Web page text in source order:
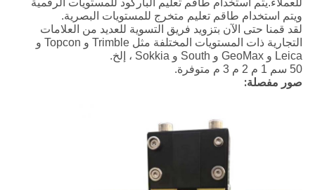
للعملاء.يتم استخدام طاقم تعليم الباركود للمستويات الرقمية
ويتم استخدام طاقم تعليم متخرج للمستويات البصرية.
لقد قمنا حتى الآن بتزويد فريق التسوية للعديد من العلامات
التجارية ذات المستويات المختلفة مثل Trimble و Topcon و
Leica و GeoMax و South و Sokkia ، إلخ.
50 سم 1 م 2 م 3 م متوفرة.
صور مفصلة: